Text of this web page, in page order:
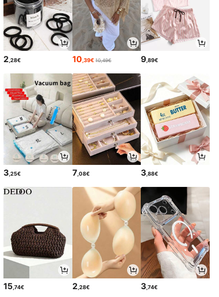
2 ,28€ 10 ,39€ 10,49€ 9 ,89€
3,25€ 7,08€ 3,88€
15,74€ 2,28€ 3,74€